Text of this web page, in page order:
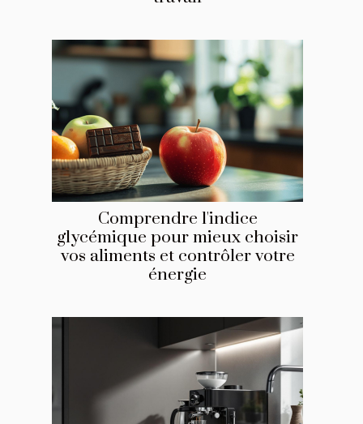
Comprendre l'indice
glycémique pour mieux choisir
vos aliments et contrôler votre
énergie